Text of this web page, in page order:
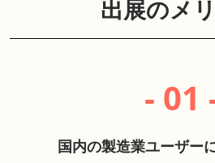
出展のメ
- 01
国内の製造業ユーザー